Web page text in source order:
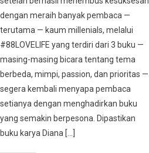
dengan meraih banyak pembaca —
terutama — kaum millenials, melalui
#88LOVELIFE yang terdiri dari 3 buku —
masing-masing bicara tentang tema
berbeda, mimpi, passion, dan prioritas —
segera kembali menyapa pembaca
setianya dengan menghadirkan buku
yang semakin berpesona. Dipastikan
buku karya Diana […]